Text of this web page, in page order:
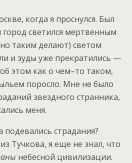
когда я проснулся. Был
светился мертвенным
таким делают) светом
и зуды уже прекратились —
этом как о чем–то таком,
поросло. Мне не было
звездного странника,
меня.
подевались страдания?
Тучкова, я еще не знал, что
небесной цивилизации.